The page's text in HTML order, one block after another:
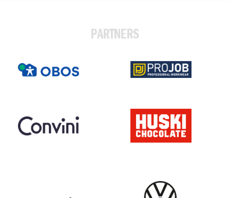
PARTNERS